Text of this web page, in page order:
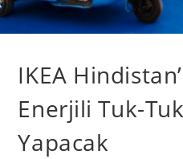
IKEA
Enerjili Tuk-
Yapacak